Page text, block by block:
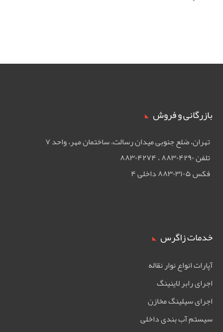
بازرگانی و فروش
تهران، ضلع جنوبی ميدان رسالت، ساختمان مهر، واحد ۷
تلفن ۸۸۳۰۴۲۹۰ ، ۸۸۳۰۴۲۷۴
فکس ۸۸۳۰۳۱۰۵ داخلی ۴
خدمات زاگرس
آپارات انواع نوار نقاله
اجرای رابر لاینینگ
اجرای سیلینگ مخازن
سیستم آب بندی داخلی